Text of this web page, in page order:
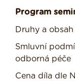
Program
Druhy a
Smluvní
odborná péče
Cena díla dle